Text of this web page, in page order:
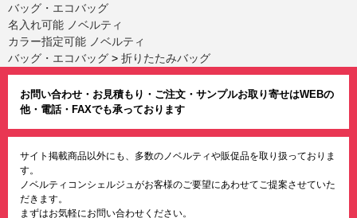
バッグ・エコバッグ
名入れ可能 ノベルティ
カラー指定可能 ノベルティ
バッグ・エコバッグ > 折りたたみバッグ
お問い合わせ・お見積もり・ご注文・サンプルお取り寄せはWEBの
他・電話・FAXでも承っております
サイト掲載商品以外にも、多数のノベルティや販促品を取り扱っておりま
す。
ノベルティコンシェルジュがお客様のご要望にあわせてご提案させていた
だきます。
まずはお気軽にお問い合わせください。